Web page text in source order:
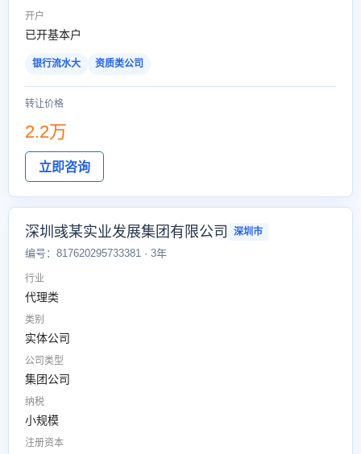
开户
已开基本户
银行流水大 资质类公司
转让价格
2.2万
立即咨询
深圳彧某实业发展集团有限公司 深圳市
编号：817620295733381 · 3年
行业
代理类
类别
实体公司
公司类型
集团公司
纳税
小规模
注册资本